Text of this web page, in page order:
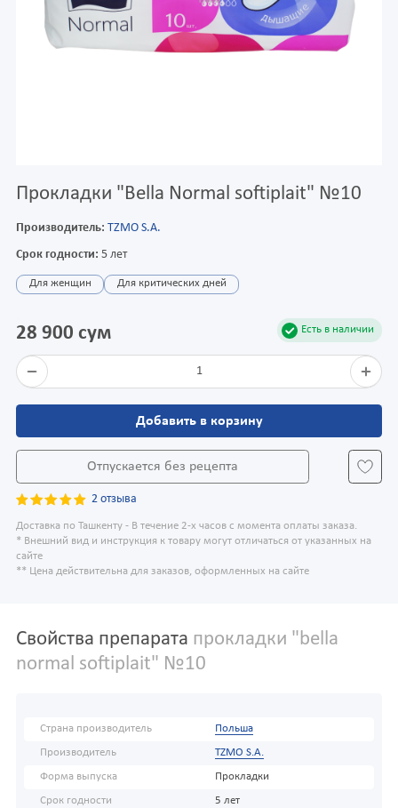
Прокладки "Bella Normal softiplait" №10
Производитель: TZMO S.A.
Срок годности: 5 лет
Для женщин Для критических дней
Есть в наличии
28 900 сум
1
Добавить в корзину
Отпускается без рецепта
2 отзыва
Доставка по Ташкенту - В течение 2-х часов с момента оплаты заказа.
* Внешний вид и инструкция к товару могут отличаться от указанных на
сайте
** Цена действительна для заказов, оформленных на сайте
Свойства препарата прокладки "bella
normal softiplait" №10
Страна производитель Польша
Производитель TZMO S.A.
Форма выпуска Прокладки
Срок годности 5 лет